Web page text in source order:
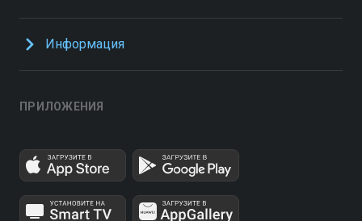
Информация
ПРИЛОЖЕНИЯ